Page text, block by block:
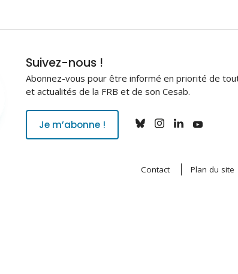
Suivez-nous !
Abonnez-vous pour être informé en priorité de
et actualités de la FRB et de son Cesab.
Je m’abonne !
Contact Plan du site